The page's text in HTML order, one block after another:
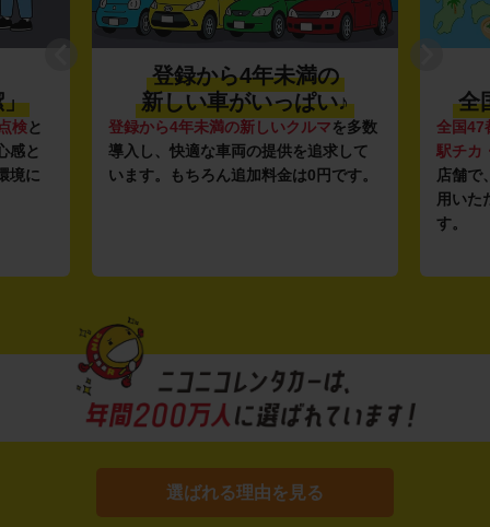
」
検と
感と
境に
登録から4年未満の
新しい車がいっぱい♪
登録から4年未満の新しいクルマを多数
導入し、快適な車両の提供を追求して
います。もちろん追加料金は0円です。
全
全国47
駅チカ
店舗で
用いた
す。
選ばれる理由を見る